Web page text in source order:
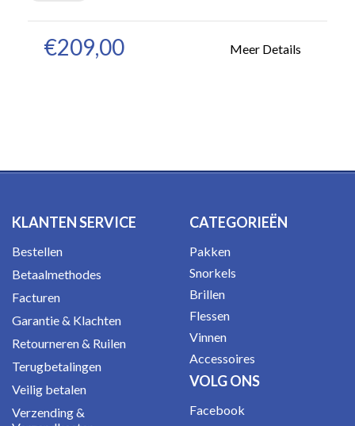
€209,00 Meer Details
KLANTEN SERVICE
Bestellen
Betaalmethodes
Facturen
Garantie & Klachten
Retourneren & Ruilen
Terugbetalingen
Veilig betalen
Verzending &
CATEGORIEËN
Pakken
Snorkels
Brillen
Flessen
Vinnen
Accessoires
VOLG ONS
Facebook